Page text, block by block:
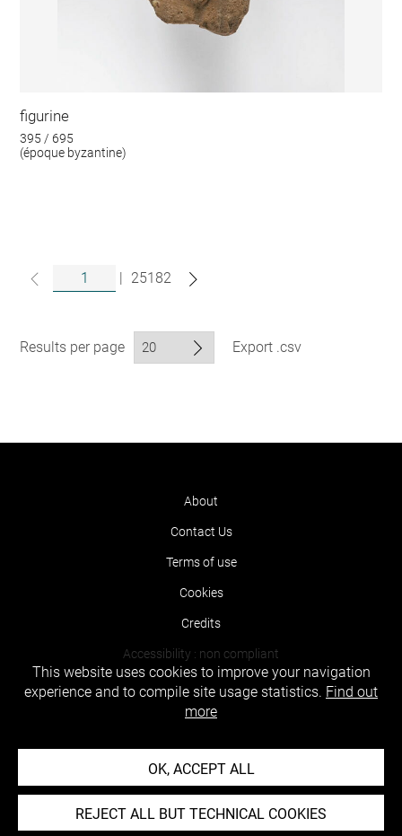
figurine
395 / 695
(époque byzantine)
| 25182
Results per page Export .csv
About
Contact Us
Terms of use
Cookies
Credits
Accessibility : non compliant
This website uses cookies to improve your navigation
experience and to compile site usage statistics. Find out
more
OK, ACCEPT ALL
REJECT ALL BUT TECHNICAL COOKIES